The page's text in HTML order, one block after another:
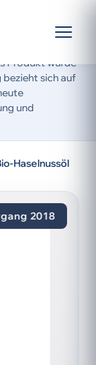
Produkt wurde
bezieht sich auf
und
Haselnussöl
2018